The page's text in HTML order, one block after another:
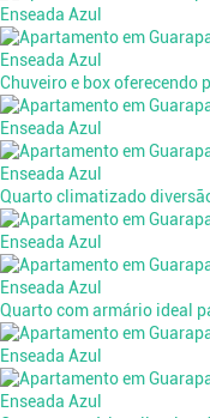
Chuveiro e box oferecendo
Quarto climatizado
Quarto com armário ideal